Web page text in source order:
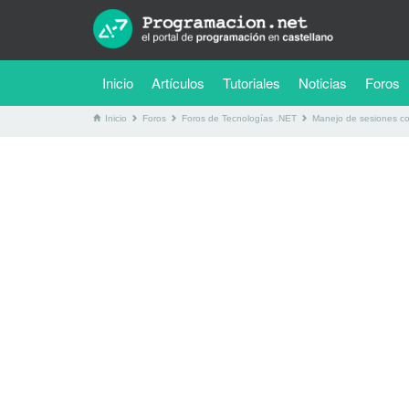
Inicio Artículos Tutoriales (current)
Noticias Foros
Inicio Foros Foros de Tecnologías .NET Manejo de sesiones